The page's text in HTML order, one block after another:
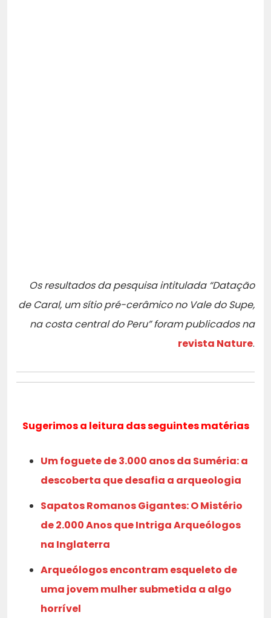
Os resultados da pesquisa intitulada “Datação
de Caral, um sítio pré-cerâmico no Vale do Supe,
na costa central do Peru” foram publicados na
revista Nature.
Sugerimos a leitura das seguintes matérias
Um foguete de 3.000 anos da Suméria: a
descoberta que desafia a arqueologia
Sapatos Romanos Gigantes: O Mistério
de 2.000 Anos que Intriga Arqueólogos
na Inglaterra
Arqueólogos encontram esqueleto de
uma jovem mulher submetida a algo
horrível